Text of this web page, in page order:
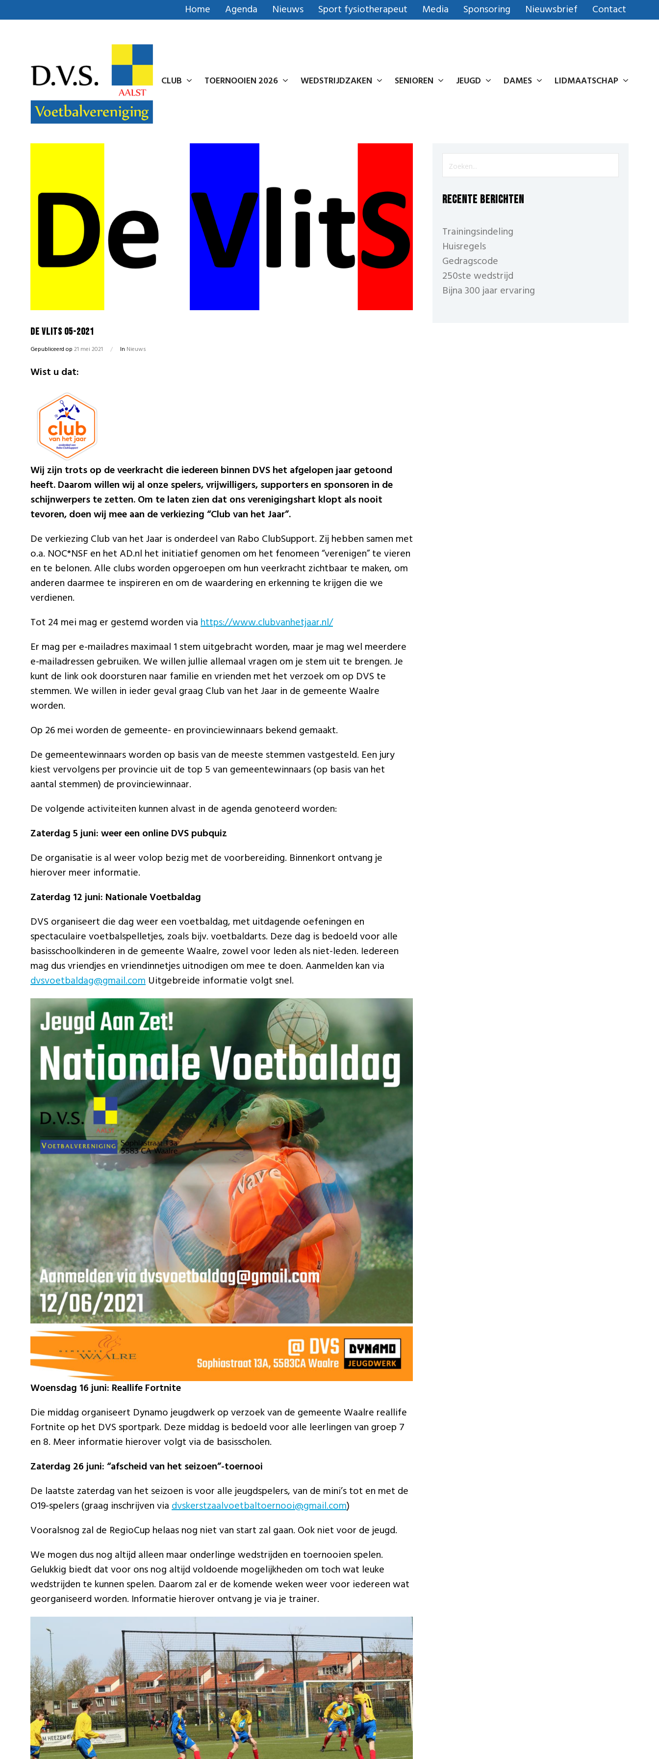
Home Agenda Nieuws Sport fysiotherapeut Media Sponsoring Nieuwsbrief Contact
CLUB TOERNOOIEN 2026 WEDSTRIJDZAKEN SENIOREN JEUGD DAMES LIDMAATSCHAP
De Vlits 05-2021
Gepubliceerd op 21 mei 2021 / In Nieuws
Wist u dat:
Wij zijn trots op de veerkracht die iedereen binnen DVS het afgelopen jaar getoond
heeft. Daarom willen wij al onze spelers, vrijwilligers, supporters en sponsoren in de
schijnwerpers te zetten. Om te laten zien dat onsverenigingshart klopt als nooit
tevoren, doen wij mee aan de verkiezing “Club van het Jaar”.
De verkiezing Club van het Jaar is onderdeel van Rabo ClubSupport. Zij hebben samen met
o.a. NOC*NSF en het AD.nl het initiatief genomen om het fenomeen “verenigen” te vieren
en te belonen. Alle clubs worden opgeroepen om hun veerkracht zichtbaar te maken, om
anderen daarmee te inspireren en om de waardering en erkenning te krijgen die we
verdienen.
Tot 24 mei mag er gestemd worden viahttps://www.clubvanhetjaar.nl/
Er mag per e-mailadres maximaal 1 stem uitgebracht worden, maar je mag wel meerdere
e-mailadressen gebruiken. We willen jullie allemaal vragen om je stem uit te brengen. Je
kunt de link ook doorsturen naar familie en vrienden met het verzoek om op DVS te
stemmen. We willen in ieder geval graag Club van het Jaar in de gemeente Waalre
worden.
Op 26 mei worden de gemeente- en provinciewinnaars bekend gemaakt.
De gemeentewinnaars worden op basis van de meeste stemmen vastgesteld. Een jury
kiest vervolgens per provincie uit de top 5 van gemeentewinnaars (op basis van het
aantal stemmen) de provinciewinnaar.
De volgende activiteiten kunnen alvast in de agenda genoteerd worden:
Zaterdag 5 juni: weer een online DVS pubquiz
De organisatie is al weer volop bezig met de voorbereiding. Binnenkort ontvang je
hierover meer informatie.
Zaterdag 12 juni: Nationale Voetbaldag
DVS organiseert die dag weer een voetbaldag, met uitdagende oefeningen en
spectaculaire voetbalspelletjes, zoals bijv. voetbaldarts. Deze dag is bedoeld voor alle
basisschoolkinderen in de gemeente Waalre, zowel voor leden als niet-leden. Iedereen
mag dus vriendjes en vriendinnetjes uitnodigen om mee te doen. Aanmelden kan via
dvsvoetbaldag@gmail.com Uitgebreide informatie volgt snel.
Woensdag 16 juni: Reallife Fortnite
Die middag organiseert Dynamo jeugdwerk op verzoek van de gemeente Waalre reallife
Fortnite op het DVS sportpark. Deze middag is bedoeld voor alle leerlingen van groep 7
en 8. Meer informatie hierover volgt via de basisscholen.
Zaterdag 26 juni: “afscheid van het seizoen”-toernooi
De laatste zaterdag van het seizoen is voor alle jeugdspelers, van de mini’s tot en met de
O19-spelers (graag inschrijven viadvskerstzaalvoetbaltoernooi@gmail.com)
Vooralsnog zal de RegioCup helaas nog niet van start zal gaan. Ook niet voor de jeugd.
We mogen dus nog altijd alleen maar onderlinge wedstrijden en toernooien spelen.
Gelukkig biedt dat voor ons nog altijd voldoende mogelijkheden om toch wat leuke
wedstrijden te kunnen spelen. Daarom zal er de komende weken weer voor iedereen wat
georganiseerd worden. Informatie hierover ontvang je via je trainer.
Recente berichten
Trainingsindeling
Huisregels
Gedragscode
250ste wedstrijd
Bijna 300 jaar ervaring